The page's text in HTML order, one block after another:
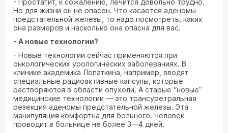
- Простатит, к сожалению, лечится довольно трудно.
Но для жизни он не опасен. Что касается аденомы
предстательной железы, то надо посмотреть, каких
она размеров и насколько она опасна для вас.
- А новые технологии?
- Новые технологии сейчас применяются при
онкологических урологических заболеваниях. В
клинике академика Лопаткина, например, вводят
специальные радиоактивные капсулы, которые
растворяются в области опухоли. А старые “новые”
медицинские технологии — это трансуретральная
резекция аденомы предстательной железы. Эта
манипуляция комфортна для больного. Человек
проводит в больнице не более 3—4 дней.